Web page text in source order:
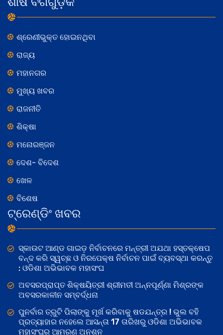
ଶ୍ରେଣୀଭୁକ୍ତ ହୋଇନଥିବା
ରାଜ୍ୟ
ମହାନଗର
ମୁଖ୍ୟ ଖବର
ରାଜନୀତି
ଶିକ୍ଷା
ମନୋରଞ୍ଜନ
ଦେଶ- ବିଦେଶ
ଖେଳ
ବିଶେଷ
ଟ୍ରେଣ୍ଡିଂ ଖବର
ସ୍କାଉଟ ଆଣ୍ଡ ଗାଇଡ଼ ନିର୍ବାଚନରେ ମନ୍ତ୍ରୀ ଅଯଥା ହସ୍ତକ୍ଷେପ
ବନ୍ଦ କରି ସ୍ୱଚ୍ଛ ଓ ନିରପେକ୍ଷ ନିର୍ବାଚନ ପାଇଁ ବ୍ୟବସ୍ଥା କରନ୍ତୁ
: ଓଡିଶା ଅଭିଭାବକ ମହାସଂଘ
ଅବସରପ୍ରାପ୍ତ ଶିକ୍ଷୟିତ୍ରୀ ଶ୍ରୀମତୀ ଅନ୍ନପୂର୍ଣ୍ଣା ମିଶ୍ରଙ୍କ
ଅବସରକାଳୀନ ସମ୍ବର୍ଦ୍ଧନା
ପୁନର୍ବାର ତ୍ରୁଟି ପିଲାଙ୍କୁ ମୂର୍ଖ କରିବାକୁ ଷଡଯନ୍ତ୍ର ! ଭୁଲ ବହି
ପ୍ରତ୍ୟାହାର ନହେଲେ ଆସନ୍ତା 17 ତାରିଖରୁ ଓଡିଶା ଅଭିଭାବକ
ମହାସଂଘର ଆମରଣ ଅନଶନ